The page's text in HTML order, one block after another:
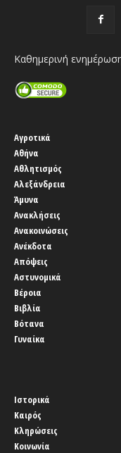
Καθημερινή
Αγροτικά
Αθήνα
Αθλητισμός
Αλεξάνδρεια
Άμυνα
Ανακλήσεις
Ανακοινώσεις
Ανέκδοτα
Απόψεις
Αστυνομικά
Βέροια
Βιβλία
Βότανα
Γυναίκα
Ιστορικά
Καιρός
Κληρώσεις
Κοινωνία